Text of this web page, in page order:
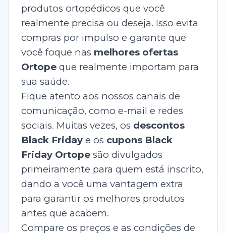
produtos ortopédicos que você
realmente precisa ou deseja. Isso evita
compras por impulso e garante que
você foque nas melhores ofertas
Ortopeque realmente importam para
sua saúde.
Fique atento aos nossos canais de
comunicação, como e-mail e redes
sociais. Muitas vezes, os descontos
Black Fridaye os cupons Black
Friday Ortopesão divulgados
primeiramente para quem está inscrito,
dando a você uma vantagem extra
para garantir os melhores produtos
antes que acabem.
Compare os preços e as condições de